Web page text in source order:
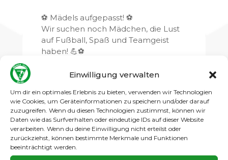
Einwilligung verwalten
Um dir ein optimales Erlebnis zu bieten, verwenden wir Technologien
wie Cookies, um Geräteinformationen zu speichern und/oder darauf
zuzugreifen. Wenn du diesen Technologien zustimmst, können wir
Daten wie das Surfverhalten oder eindeutige IDs auf dieser Website
verarbeiten. Wenn du deine Einwilligung nicht erteilst oder
zurückziehst, können bestimmte Merkmale und Funktionen
beeinträchtigt werden.
⚽ Mädels aufgepasst! ⚽
Wir suchen noch Mädchen, die Lust
auf Fußball, Spaß und Teamgeist
haben! 💪⚽
uns kann jede mitspielen! 💚